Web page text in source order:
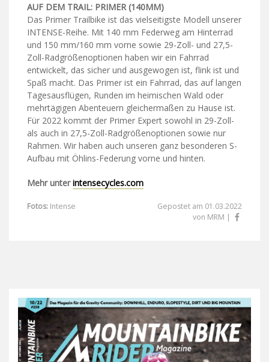
AUF DEM TRAIL: PRIMER (140MM)
Das Primer Trailbike ist das vielseitigste Modell unserer
INTENSE-Reihe. Mit 140 mm Federweg am Hinterrad
und 150 mm/160 mm vorne sowie 29-Zoll- und 27,5-
Zoll-Radgrößenoptionen haben wir ein Fahrrad
entwickelt, das sicher und ausgewogen ist, flink ist und
Spaß macht. Das Primer ist ein Fahrrad, das auf langen
Tagesausflügen, Runden im heimischen Wald oder
mehrtägigen Abenteuern gleichermaßen zu Hause ist.
Für 2022 kommt der Primer Expert sowohl in 29-Zoll-
als auch in 27,5-Zoll-Radgrößenoptionen sowie nur
Rahmen. Wir haben auch unseren ganz besonderen S-
Aufbau mit Öhlins-Federung vorne und hinten.
Mehr unterintensecycles.com
Fotos: Intense
Gepostet am 01.03.2022
von MRM |